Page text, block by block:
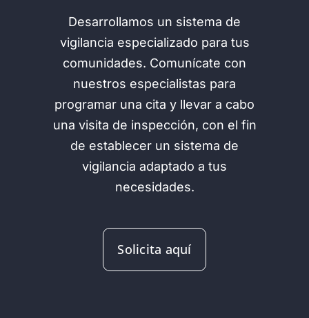
Desarrollamos un sistema de
vigilancia especializado para tus
comunidades. Comunícate con
nuestros especialistas para
programar una cita y llevar a cabo
una visita de inspección, con el fin
de establecer un sistema de
vigilancia adaptado a tus
necesidades.
Solicita aquí